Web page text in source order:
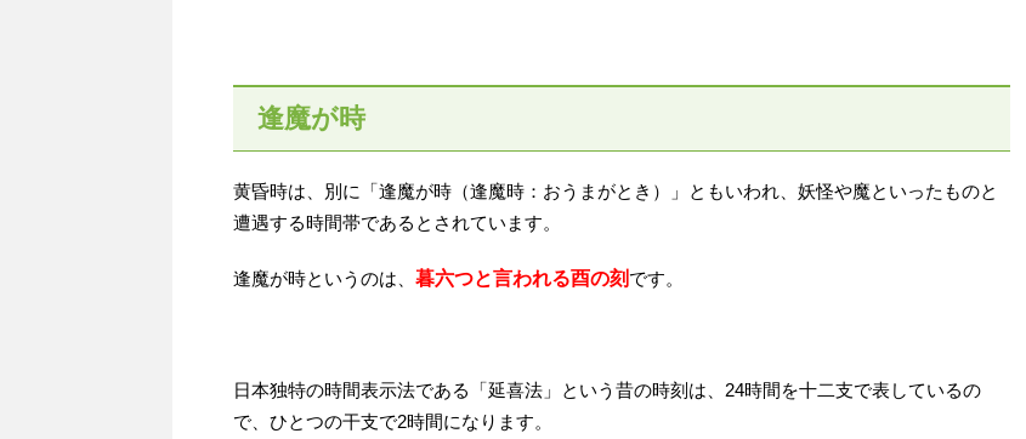
逢魔が時
黄昏時は、別に「逢魔が時（逢魔時：おうまがとき）」ともいわれ、妖怪や魔といったものと
遭遇する時間帯であるとされています。
逢魔が時というのは、 暮六つと言われる酉の刻 です。
日本独特の時間表示法である「延喜法」という昔の時刻は、24時間を十二支で表しているの
で、ひとつの干支で2時間になります。